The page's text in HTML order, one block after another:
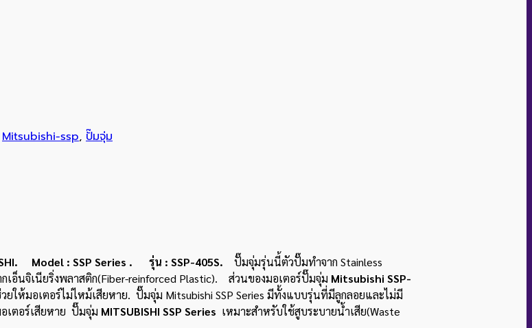
Mitsubishi-ssp, ปั๊มจุ่ม
Model : SSP Series . รุ่น : SSP-405S. ปั๊มจุ่มรุ่นนี้ตัวปั๊มทำจาก Stainless
เอ็นจิเนียริ่งพลาสติก(Fiber-reinforced Plastic). ส่วนของมอเตอร์ปั๊มจุ่ม Mitsubishi SSP-
ห้มอเตอร์ไม่ไหม้เสียหาย. ปั๊มจุ่ม Mitsubishi SSP Series มีทั้งแบบรุ่นที่มีลูกลอยและไม่มี
ตอร์เสียหาย ปั๊มจุ่ม MITSUBISHI SSP Series เหมาะสำหรับใช้สูบระบายน้ำเสีย(Waste